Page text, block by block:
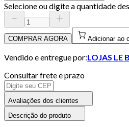
Selecione ou digite a quantidade
COMPRAR AGORA Adicionar ao
Vendido e entregue por:LOJAS LE
Consultar frete e prazo
Avaliações dos clientes
Descrição do produto